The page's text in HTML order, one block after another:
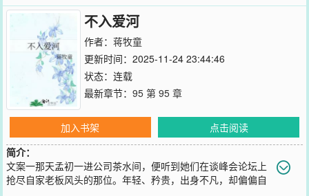
不入爱河
作者： 蒋牧童
更新时间：2025-11-24 23:44:46
状态：连载
最新章节： 95 第 95 章
加入书架
点击阅读
简介：
文案一那天孟初一进公司茶水间，便听到她们在谈峰会论坛上
抢尽自家老板风头的那位。年轻、矜贵，出身不凡，却偏偏自